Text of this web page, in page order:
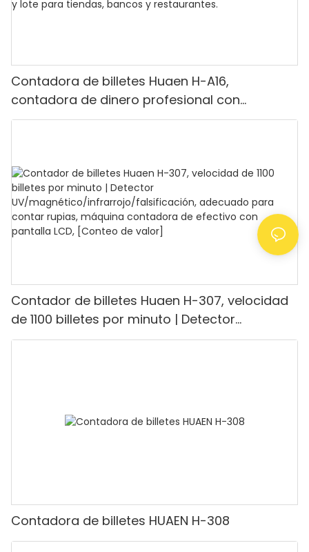
Contadora de billetes Huaen H-A16,
contadora de dinero profesional con
detección UV/MG/IR/DD, capacidad para
restaurantes.
Contador de billetes Huaen H-307, velocidad
de 1100 billetes por minuto | Detector
UV/magnético/infrarrojo/falsificación,
Contadora de billetes HUAEN H-308